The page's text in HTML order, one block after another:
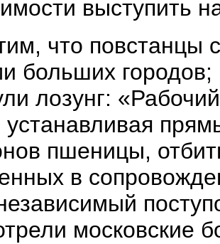
выступить
что повстанцы
больших городов;
лозунг:
устанавливая
пшеницы,
в
московские